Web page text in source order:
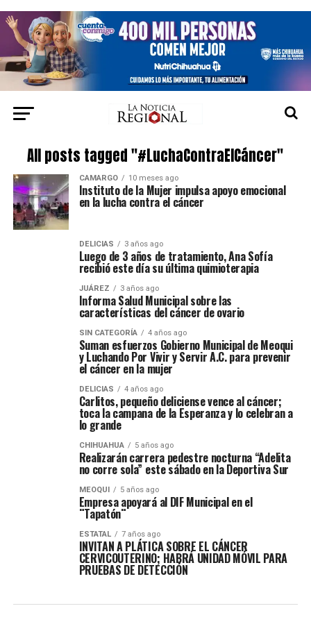
All posts tagged "#LuchaContraElCáncer"
CAMARGO 10 meses ago
Instituto de la Mujer impulsa apoyo emocional
en la lucha contra el cáncer
DELICIAS 3 años ago
Luego de 3 años de tratamiento, Ana Sofía
recibió este día su última quimioterapia
JUÁREZ 3 años ago
Informa Salud Municipal sobre las
características del cáncer de ovario
SIN CATEGORÍA 4 años ago
Suman esfuerzos Gobierno Municipal de Meoqui
y Luchando Por Vivir y Servir A.C. para prevenir
el cáncer en la mujer
DELICIAS 4 años ago
Carlitos, pequeño deliciense vence al cáncer;
toca la campana de la Esperanza y lo celebran a
lo grande
CHIHUAHUA 5 años ago
Realizarán carrera pedestre nocturna “Adelita
no corre sola” este sábado en la Deportiva Sur
MEOQUI 5 años ago
Empresa apoyará al DIF Municipal en el
¨Tapatón¨
ESTATAL 7 años ago
INVITAN A PLÁTICA SOBRE EL CÁNCER
CERVICOUTERINO; HABRÁ UNIDAD MÓVIL PARA
PRUEBAS DE DETECCIÓN